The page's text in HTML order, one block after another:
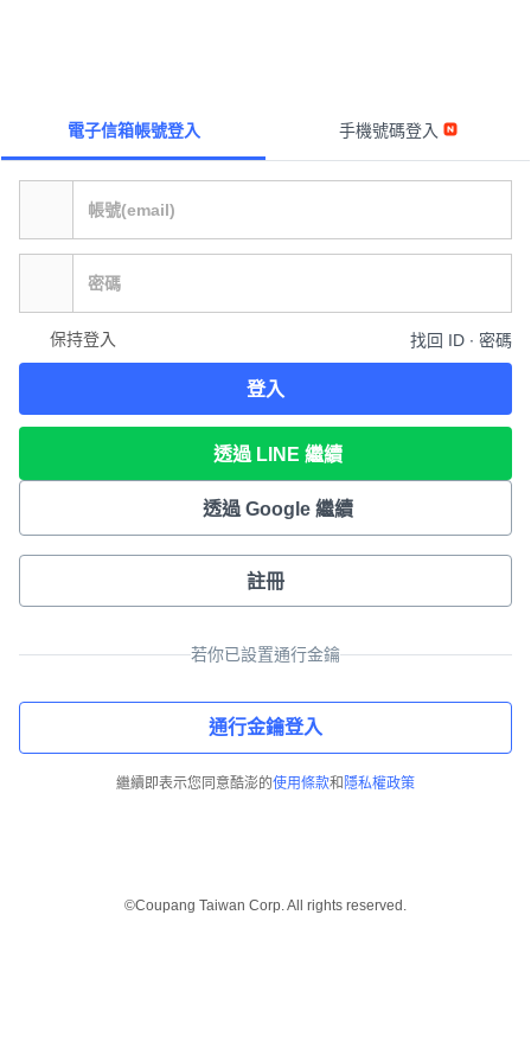
電子信箱帳號登入 手機號碼登入
保持登入 找回 ID ∙ 密碼
登入
透過 LINE 繼續
透過 Google 繼續
註冊
若你已設置通行金鑰
通行金鑰登入
繼續即表示您同意酷澎的使用條款和 隱私權政策
©Coupang Taiwan Corp. All rights reserved.